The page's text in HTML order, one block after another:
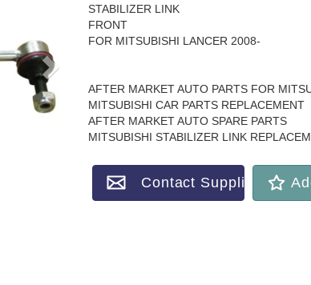
STABILIZER LINK
FRONT
FOR MITSUBISHI LANCER 2008-
AFTER MARKET AUTO PARTS FOR
MITSUBISHI CAR PARTS REPLACEMENT
AFTER MARKET AUTO SPARE PARTS
MITSUBISHI STABILIZER LINK
Contact Supplier